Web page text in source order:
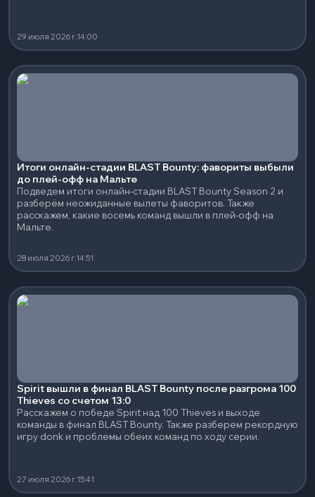
29 июля 2026 г.14:00
Итоги онлайн-стадии BLAST Bounty: фавориты выбыли
до плей-офф на Мальте
Подведем итоги онлайн-стадии BLAST Bounty Season 2 и
разберём неожиданные вылеты фаворитов. Также
расскажем, какие восемь команд вышли в плей-офф на
Мальте.
28 июля 2026 г.14:51
Spirit вышли в финал BLAST Bounty после разгрома 100
Thieves со счетом 13:0
Расскажем о победе Spirit над 100 Thieves и выходе
команды в финал BLAST Bounty. Также разберем рекордную
игру donk и проблемы обеих команд по ходу серии.
27 июля 2026 г.15:41